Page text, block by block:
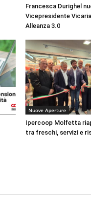
Francesca Durighel
Vicepresidente
Alleanza 3.0
Nuove Aperture
Ipercoop Molfetta
tra freschi, servizi e